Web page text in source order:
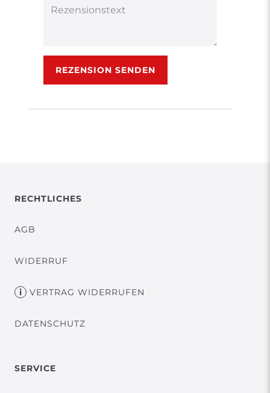
Rezensionstext
REZENSION SENDEN
RECHTLICHES
AGB
WIDERRUF
VERTRAG WIDERRUFEN
DATENSCHUTZ
SERVICE